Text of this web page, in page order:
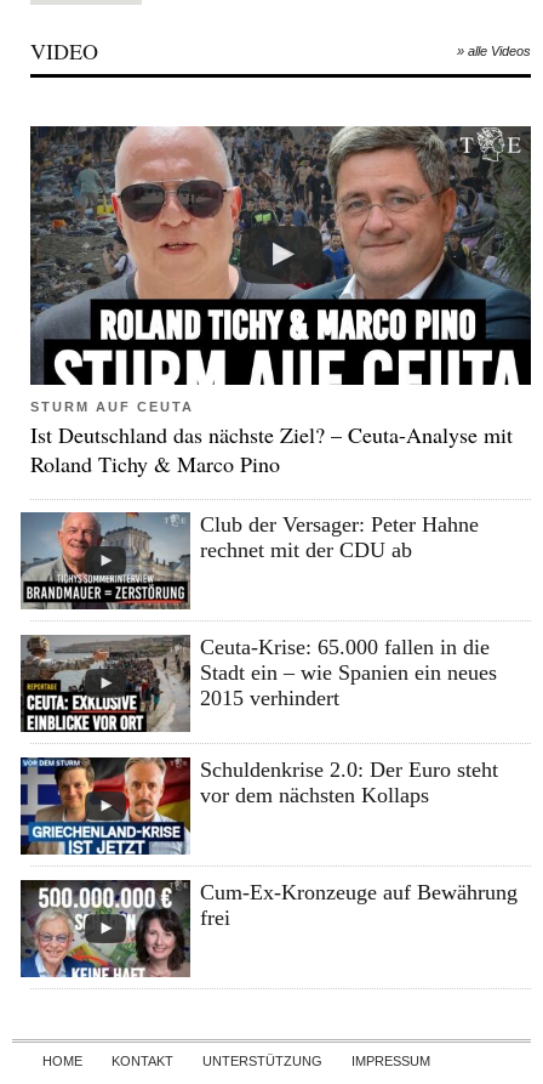
VIDEO » alle Videos
STURM AUF CEUTA
Ist Deutschland das nächste Ziel? – Ceuta-Analyse mit
Roland Tichy & Marco Pino
Club der Versager: Peter Hahne
rechnet mit der CDU ab
Ceuta-Krise: 65.000 fallen in die
Stadt ein – wie Spanien ein neues
2015 verhindert
Schuldenkrise 2.0: Der Euro steht
vor dem nächsten Kollaps
Cum-Ex-Kronzeuge auf Bewährung
frei
Skip to content
HOME KONTAKT UNTERSTÜTZUNG
IMPRESSUM